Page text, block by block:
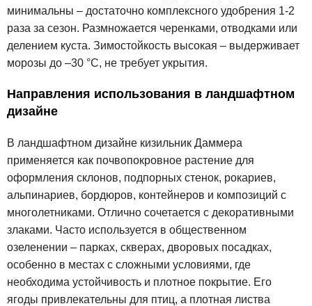
минимальны – достаточно комплексного удобрения 1-2
раза за сезон. Размножается черенками, отводками или
делением куста. Зимостойкость высокая – выдерживает
морозы до –30 °C, не требует укрытия.
Направления использования в ландшафтном
дизайне
В ландшафтном дизайне кизильник Даммера
применяется как почвопокровное растение для
оформления склонов, подпорных стенок, рокариев,
альпинариев, бордюров, контейнеров и композиций с
многолетниками. Отлично сочетается с декоративными
злаками. Часто используется в общественном
озеленении – парках, скверах, дворовых посадках,
особенно в местах с сложными условиями, где
необходима устойчивость и плотное покрытие. Его
ягоды привлекательны для птиц, а плотная листва